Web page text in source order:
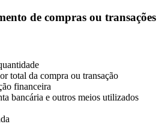
de compras ou transações
total da compra ou transação
financeira
bancária e outros meios utilizados